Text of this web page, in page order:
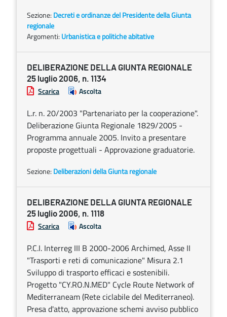
Sezione: Decreti e ordinanze del Presidente della Giunta
regionale
Argomenti: Urbanistica e politiche abitative
DELIBERAZIONE DELLA GIUNTA REGIONALE
25 luglio 2006, n. 1134
Scarica Ascolta
L.r. n. 20/2003 "Partenariato per la cooperazione".
Deliberazione Giunta Regionale 1829/2005 -
Programma annuale 2005. Invito a presentare
proposte progettuali - Approvazione graduatorie.
Sezione: Deliberazioni della Giunta regionale
DELIBERAZIONE DELLA GIUNTA REGIONALE
25 luglio 2006, n. 1118
Scarica Ascolta
P.C.I. Interreg III B 2000-2006 Archimed, Asse II
"Trasporti e reti di comunicazione" Misura 2.1
Sviluppo di trasporto efficaci e sostenibili.
Progetto "CY.RO.N.MED" Cycle Route Network of
Mediterraneam (Rete ciclabile del Mediterraneo).
Presa d'atto, approvazione schemi avviso pubblico